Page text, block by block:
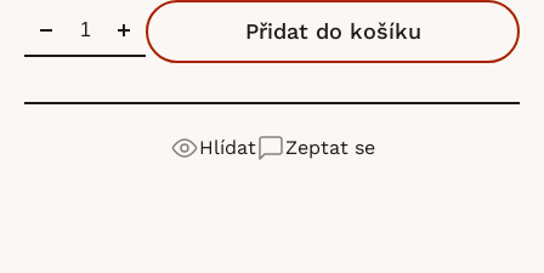
Přidat do košíku
Zeptat se
Hlídat